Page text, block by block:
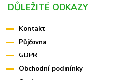
DŮLEŽITÉ ODKAZY
Kontakt
Půjčovna
GDPR
Obchodní podmínky